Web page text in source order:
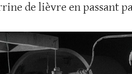
de lièvre en passant